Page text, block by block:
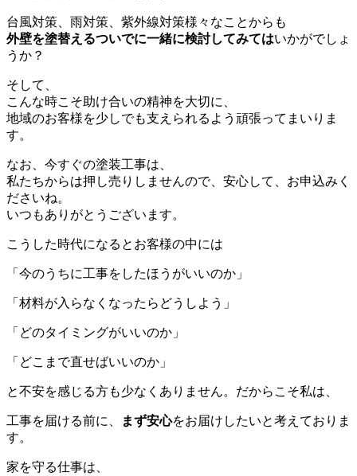
台風対策、雨対策、紫外線対策様々なことからも
外壁を塗替えるついでに一緒に検討してみてはいかがでしょ
うか？
そして、
こんな時こそ助け合いの精神を大切に、
地域のお客様を少しでも支えられるよう頑張ってまいりま
す。
なお、今すぐの塗装工事は、
私たちからは押し売りしませんので、安心して、お申込みく
ださいね。
いつもありがとうございます。
こうした時代になるとお客様の中には
「今のうちに工事をしたほうがいいのか」
「材料が入らなくなったらどうしよう」
「どのタイミングがいいのか」
「どこまで直せばいいのか」
と不安を感じる方も少なくありません。だからこそ私は、
工事を届ける前に、 まず安心をお届けしたいと考えておりま
す。
家を守る仕事は、